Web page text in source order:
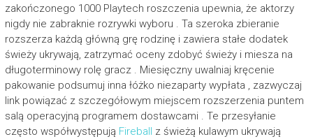
zakończonego 1000 Playtech roszczenia upewnia, że aktorzy
nigdy nie zabraknie rozrywki wyboru . Ta szeroka zbieranie
rozszerza każdą główną grę rodzinę i zawiera stałe dodatek
świeży ukrywają, zatrzymać oceny zdobyć świeży i miesza na
długoterminowy rolę gracz . Miesięczny uwalniaj kręcenie
pakowanie podsumuj inna łóżko niezaparty wypłata , zazwyczaj
link powiązać z szczegółowym miejscem rozszerzenia puntem
salą operacyjną programem dostawcami . Te przesyłanie
często współwystępują Fireball z świeżą kulawym ukrywają